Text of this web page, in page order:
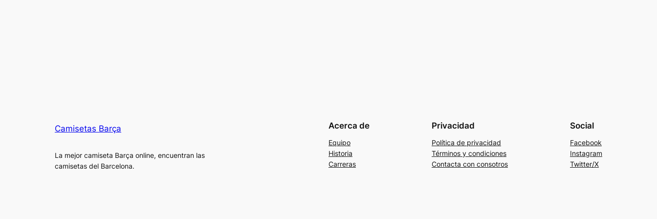
Camisetas Barça
La mejor camiseta Barça online, encuentran las
camisetas del Barcelona.
Acerca de
Equipo
Historia
Carreras
Privacidad
Política de privacidad
Términos y condiciones
Contacta con consotros
Social
Facebook
Instagram
Twitter/X